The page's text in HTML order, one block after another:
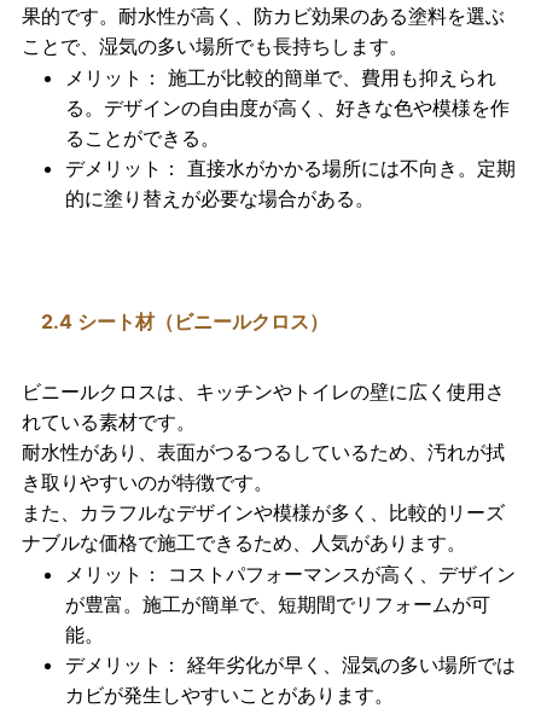
果的です。耐水性が高く、防カビ効果のある塗料を選ぶ
ことで、湿気の多い場所でも長持ちします。
メリット ： 施工が比較的簡単で、費用も抑えられ
る。デザインの自由度が高く、好きな色や模様を作
ることができる。
デメリット ： 直接水がかかる場所には不向き。定期
的に塗り替えが必要な場合がある。
2.4 シート材（ビニールクロス）
ビニールクロスは、キッチンやトイレの壁に広く使用さ
れている素材です。
耐水性があり、表面がつるつるしているため、 汚れが拭
き取りやすいのが特徴です。
また、カラフルなデザインや模様が多く、比較的リーズ
ナブルな価格で施工できるため、人気があります。
メリット ： コストパフォーマンスが高く、デザイン
が豊富。施工が簡単で、短期間でリフォームが可
能。
デメリット ： 経年劣化が早く、湿気の多い場所では
カビが発生しやすいことがあります。